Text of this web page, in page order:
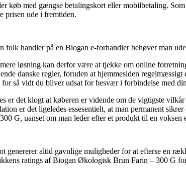
køb med gængse betalingskort eller mobilbetaling.
prisen ude i fremtiden.
folk handler på en Biogan e-forhandler behøver man
løsning kan derfor være at tjekke om online
danske regler, foruden at hjemmesiden
for så vidt du bliver udsat for besvær i forbindelse med
er det klogt at køberen er vidende om de vigtigste
er det ligeledes essesentielt, at man permanent
G, uanset om man leder efter et produkt til en voksen
genererer altid gavnlige muligheder for at efterse en
ratings af Biogan Økologisk Brun Farin – 300 G